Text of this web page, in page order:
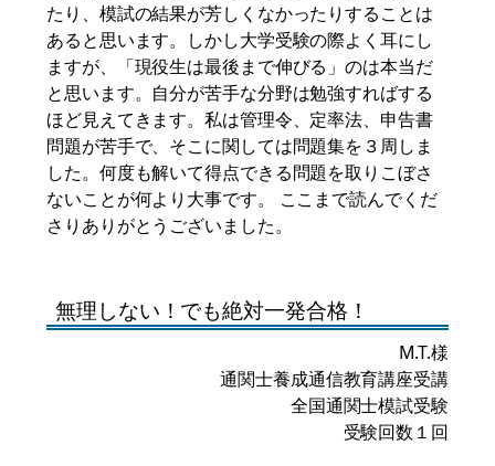
たり、模試の結果が芳しくなかったりすることは
あると思います。しかし大学受験の際よく耳にし
ますが、「現役生は最後まで伸びる」のは本当だ
と思います。自分が苦手な分野は勉強すればする
ほど見えてきます。私は管理令、定率法、申告書
問題が苦手で、そこに関しては問題集を３周しま
した。何度も解いて得点できる問題を取りこぼさ
ないことが何より大事です。 ここまで読んでくだ
さりありがとうございました。
無理しない！でも絶対一発合格！
M.T.様
通関士養成通信教育講座受講
全国通関士模試受験
受験回数１回